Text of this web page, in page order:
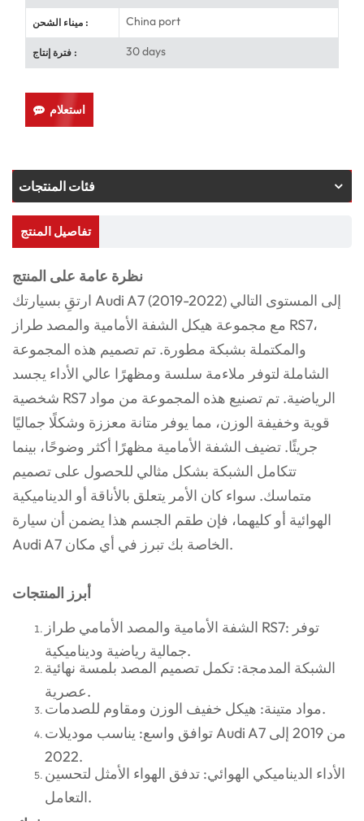
ميناء الشحن : China port
فترة إنتاج : 30 days
استعلام
فئات المنتجات
تفاصيل المنتج
نظرة عامة على المنتج
ارتقِ بسيارتك Audi A7 (2019-2022) إلى المستوى التالي
مع مجموعة هيكل الشفة الأمامية والمصد طراز RS7،
والمكتملة بشبكة مطورة. تم تصميم هذه المجموعة
الشاملة لتوفر ملاءمة سلسة ومظهرًا عالي الأداء يجسد
شخصية RS7 الرياضية. تم تصنيع هذه المجموعة من مواد
قوية وخفيفة الوزن، مما يوفر متانة معززة وشكلًا جماليًا
جريئًا. تضيف الشفة الأمامية مظهرًا أكثر وضوحًا، بينما
تتكامل الشبكة بشكل مثالي للحصول على تصميم
متماسك. سواء كان الأمر يتعلق بالأناقة أو الديناميكية
الهوائية أو كليهما، فإن طقم الجسم هذا يضمن أن سيارة
Audi A7 الخاصة بك تبرز في أي مكان.
أبرز المنتجات
الشفة الأمامية والمصد الأمامي طراز RS7: توفر
الشبكة المدمجة: تكمل تصميم المصد بلمسة نهائية
مواد متينة: هيكل خفيف الوزن ومقاوم للصدمات.
توافق واسع: يناسب موديلات Audi A7 من 2019 إلى
الأداء الديناميكي الهوائي: تدفق الهواء الأمثل لتحسين